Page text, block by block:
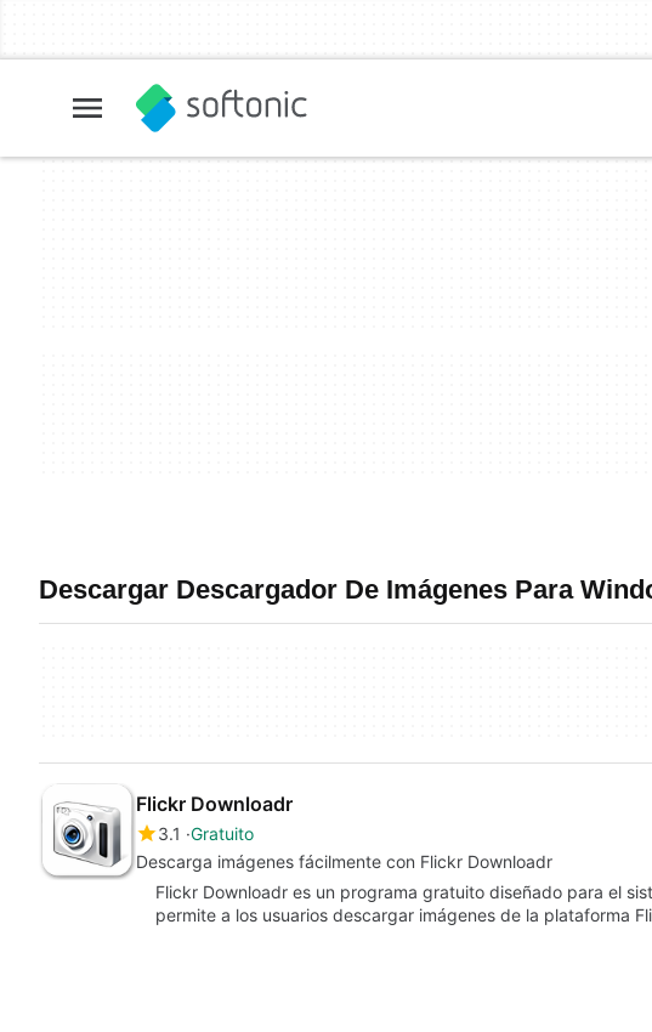
Descargar Descargador De Imágenes Para
Flickr Downloadr
3.1 Gratuito
Descarga imágenes fácilmente con Flickr Downloadr
Flickr Downloadr es un programa gratuito diseñado para el
permite a los usuarios descargar imágenes de la plataforma